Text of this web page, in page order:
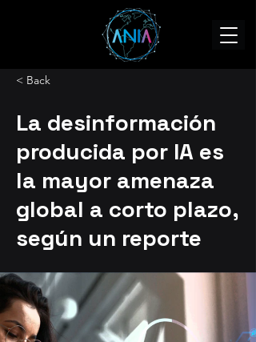
< Back
La desinformación
producida por IA es
la mayor amenaza
global a corto plazo,
según un reporte